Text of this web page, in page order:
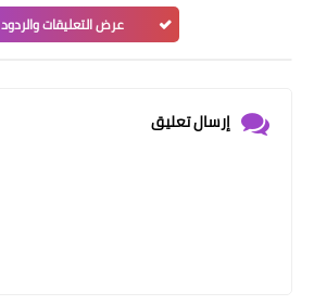
عرض التعليقات والردود
إرسال تعليق